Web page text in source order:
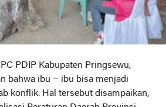
PDIP Kabupaten Pringsewu,
bahwa ibu – ibu bisa menjadi
konflik. Hal tersebut disampaikan,